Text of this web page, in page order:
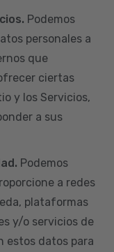
Podemos
personales a
que
ciertas
y los Servicios,
a sus
Podemos
a redes
plataformas
y/o servicios de
estos datos para